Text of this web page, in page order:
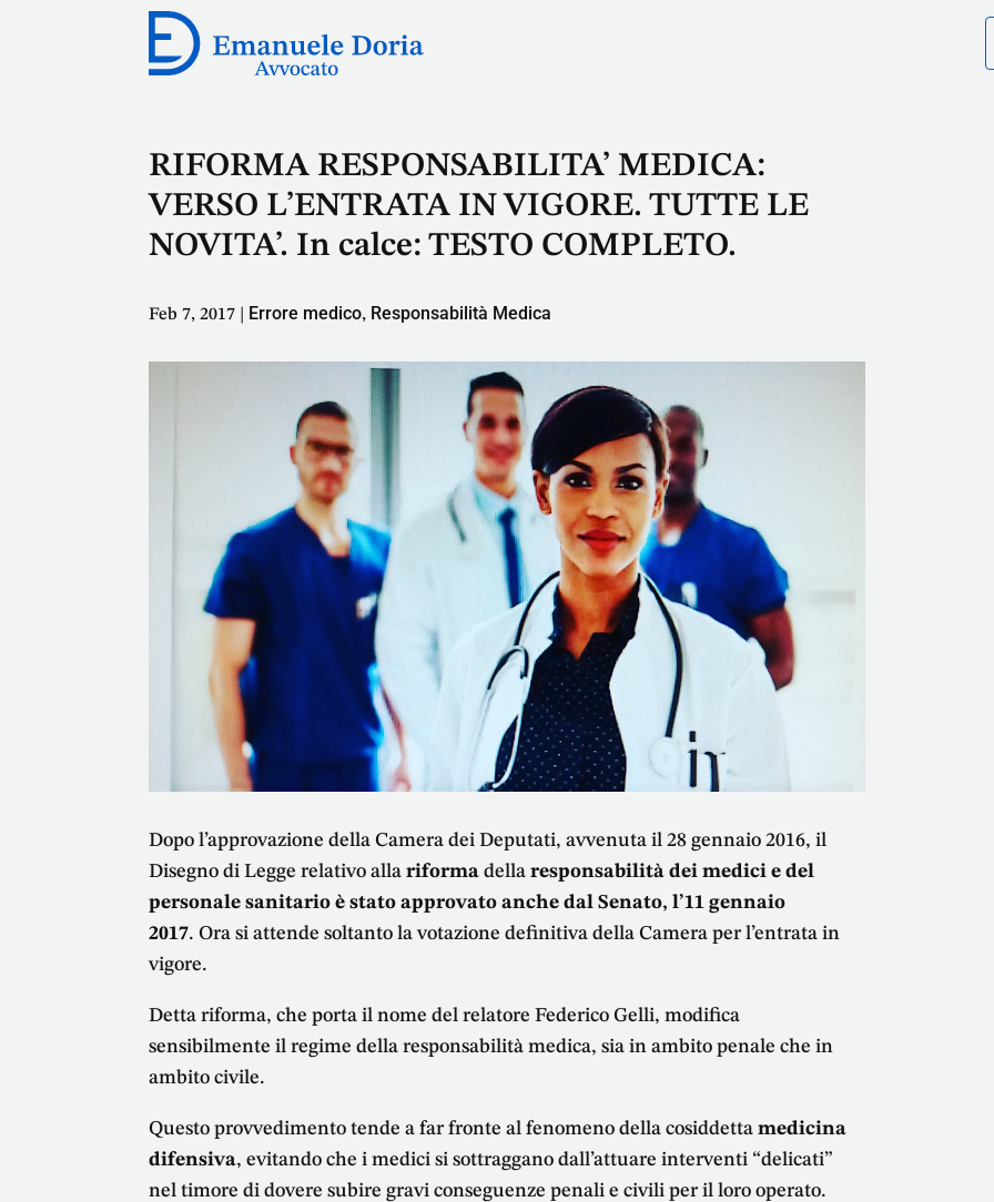
RIFORMA RESPONSABILITA’ MEDICA:
VERSO L’ENTRATA IN VIGORE. TUTTE LE
NOVITA’. In calce: TESTO COMPLETO.
Feb 7, 2017 Errore medico, Responsabilità Medica
Dopo l’approvazione della Camera dei Deputati, avvenuta il 28 gennaio 2016, il
Disegno di Legge relativo allariforma dellaresponsabilità dei medici e del
personale sanitario è stato approvato anche dal Senato, l’11 gennaio
2017. Ora si attende soltanto la votazione definitiva della Camera per l’entrata in
vigore.
Detta riforma, che porta il nome del relatore Federico Gelli, modifica
sensibilmente il regime della responsabilità medica, sia in ambito penale che in
ambito civile.
Questo provvedimento tende a far fronte al fenomeno della cosiddettamedicina
difensiva, evitando che i medici si sottraggano dall’attuare interventi “delicati”
nel timore di dovere subire gravi conseguenze penali e civili per il loro operato.